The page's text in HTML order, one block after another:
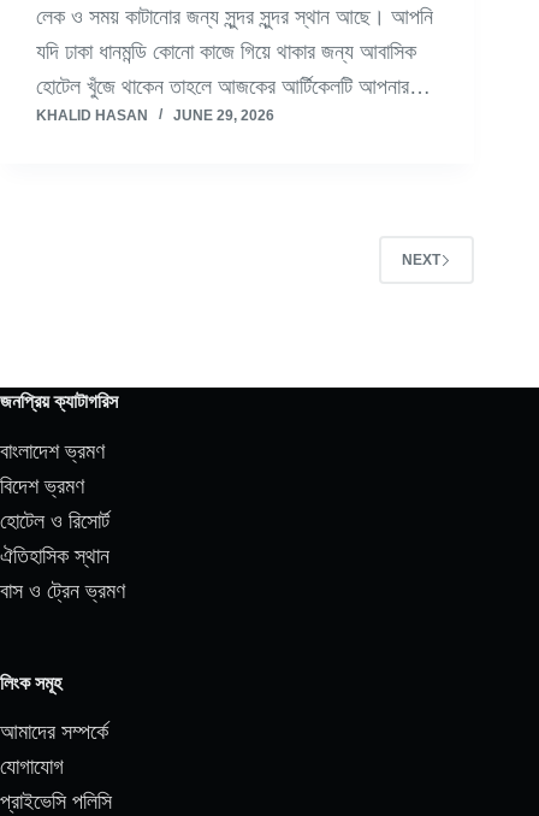
লেক ও সময় কাটানোর জন্য সুন্দর সুন্দর স্থান আছে। আপনি
যদি ঢাকা ধানমন্ডি কোনো কাজে গিয়ে থাকার জন্য আবাসিক
হোটেল খুঁজে থাকেন তাহলে আজকের আর্টিকেলটি আপনার…
KHALID HASAN JUNE 29, 2026
NEXT
জনপ্রিয় ক্যাটাগরিস
বাংলাদেশ ভ্রমণ
বিদেশ ভ্রমণ
হোটেল ও রিসোর্ট
ঐতিহাসিক স্থান
বাস ও ট্রেন ভ্রমণ
লিংক সমূহ
আমাদের সম্পর্কে
যোগাযোগ
প্রাইভেসি পলিসি